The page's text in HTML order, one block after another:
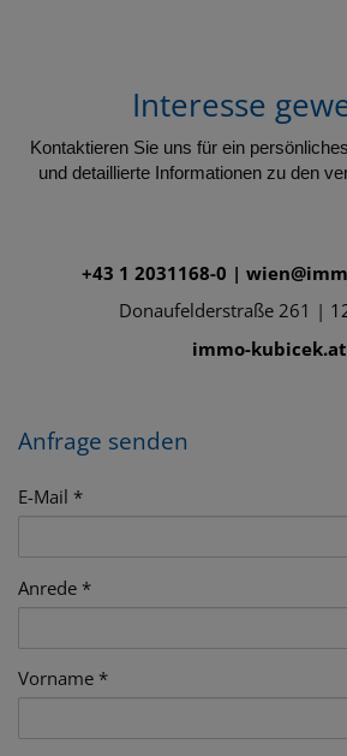
Interesse
Kontaktieren Sie uns für ein
und detaillierte Informationen zu den
+43 1 2031168-0 |
Donaufelderstraße 261 |
immo-kubicek.at
Anfrage senden
E-Mail
Anrede
Vorname